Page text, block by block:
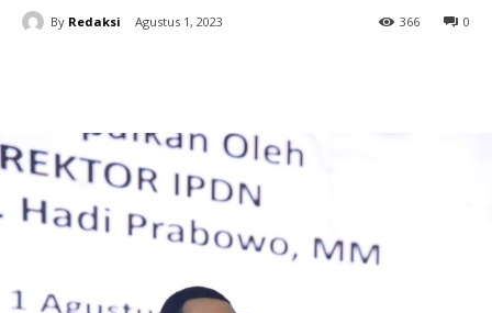
By Redaksi Agustus 1, 2023 0
366